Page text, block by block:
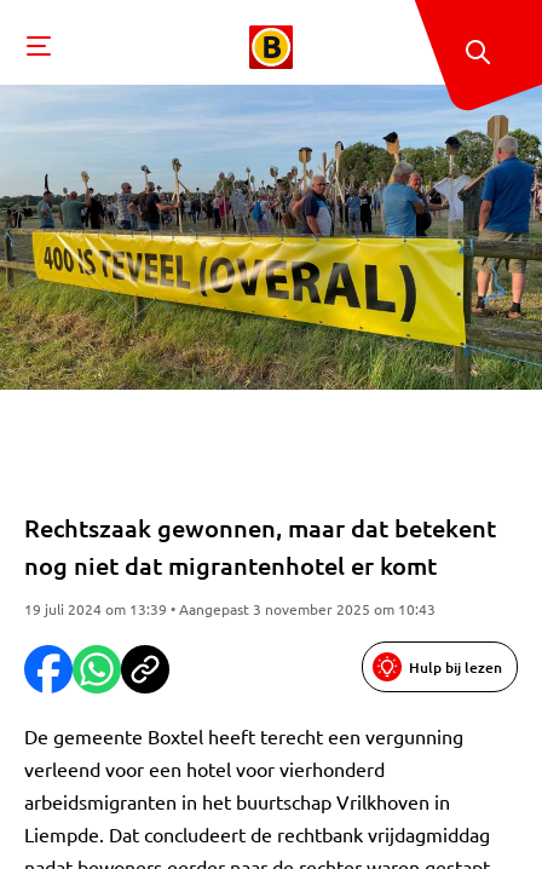
Rechtszaak gewonnen, maar dat betekent
nog niet dat migrantenhotel er komt
19 juli 2024 om 13:39 • Aangepast 3 november 2025 om 10:43
Hulp bij lezen
De gemeente Boxtel heeft terecht een vergunning
verleend voor een hotel voor vierhonderd
arbeidsmigranten in het buurtschap Vrilkhoven in
Liempde. Dat concludeert de rechtbank vrijdagmiddag